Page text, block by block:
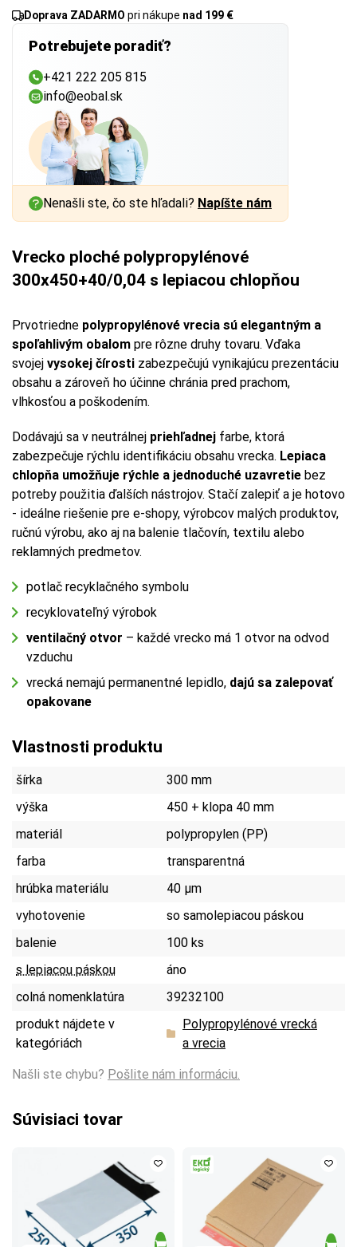
Doprava ZADARMO pri nákupe nad 199 €
Potrebujete poradiť?
+421 222 205 815
info@eobal.sk
Nenašli ste, čo ste hľadali? Napíšte nám
Vrecko ploché polypropylénové
300x450+40/0,04 s lepiacou chlopňou
Prvotriedne polypropylénové vrecia sú elegantným a
spoľahlivým obalom pre rôzne druhy tovaru. Vďaka
svojej vysokej čírosti zabezpečujú vynikajúcu prezentáciu
obsahu a zároveň ho účinne chránia pred prachom,
vlhkosťou a poškodením.
Dodávajú sa v neutrálnej priehľadnej farbe, ktorá
zabezpečuje rýchlu identifikáciu obsahu vrecka. Lepiaca
chlopňa umožňuje rýchle a jednoduché uzavretie bez
potreby použitia ďalších nástrojov. Stačí zalepiť a je hotovo
- ideálne riešenie pre e-shopy, výrobcov malých produktov,
ručnú výrobu, ako aj na balenie tlačovín, textilu alebo
reklamných predmetov.
potlač recyklačného symbolu
recyklovateľný výrobok
ventilačný otvor – každé vrecko má 1 otvor na odvod
vzduchu
vrecká nemajú permanentné lepidlo, dajú sa zalepovať
opakovane
Vlastnosti produktu
šírka
300 mm
výška
450 + klopa 40 mm
materiál
polypropylen (PP)
farba
transparentná
hrúbka materiálu
40 µm
vyhotovenie
so samolepiacou páskou
balenie
100 ks
s lepiacou páskou
áno
colná nomenklatúra
39232100
produkt nájdete v
kategóriách
Polypropylénové vrecká
a vrecia
Našli ste chybu? Pošlite nám informáciu.
Súvisiaci tovar